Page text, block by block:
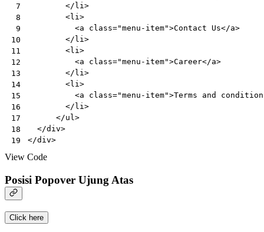
7
8
9
10
11
12
13
14
15
16
17
18
19
</ li>
<li>
<a class="menu-item">Contact Us</a>
</ li>
<li>
<a class="menu-item">Career</a>
</ li>
<li>
<a class="menu-item">Terms and
</ li>
</ul>
</div>
</div>
View Code
Posisi Popover Ujung Atas
Click here